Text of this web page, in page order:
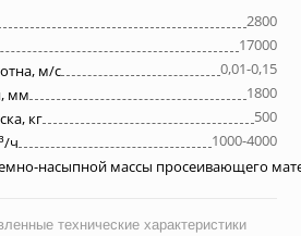
2800
17000
м/с
0,01-0,15
мм
1800
кг
500
ч
1000-4000
насыпной массы просеивающего
технические характеристики